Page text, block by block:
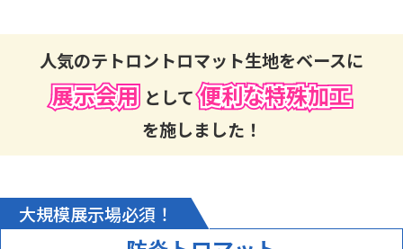
展示会
【ご注文前に困っていることはありましたか？また、それは解決
されましたか？】
納期や、価格、デザインの作成等柔軟に対応していただけると
ころを探していたが解決した
サービスの評価5
★★★★★
商品の評価5
★★★★★
人気のテトロントロマット生地をベースに
展示会用 として 便利な特殊加工
を施しました！
大規模展示場必須！